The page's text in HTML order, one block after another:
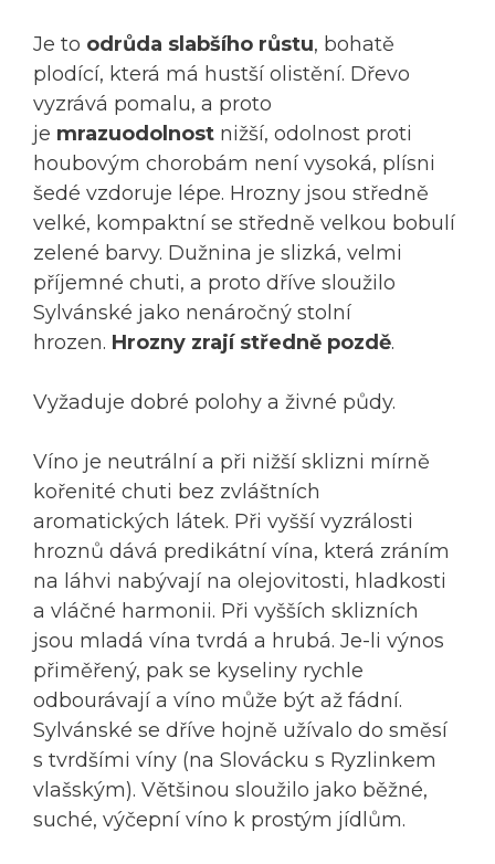
Je to odrůda slabšího růstu, bohatě
plodící, která má hustší olistění. Dřevo
vyzrává pomalu, a proto
je mrazuodolnost nižší, odolnost proti
houbovým chorobám není vysoká, plísni
šedé vzdoruje lépe. Hrozny jsou středně
velké, kompaktní se středně velkou bobulí
zelené barvy. Dužnina je slizká, velmi
příjemné chuti, a proto dříve sloužilo
Sylvánské jako nenáročný stolní
hrozen. Hrozny zrají středně pozdě.
Vyžaduje dobré polohy a živné půdy.
Víno je neutrální a při nižší sklizni mírně
kořenité chuti bez zvláštních
aromatických látek. Při vyšší vyzrálosti
hroznů dává predikátní vína, která zráním
na láhvi nabývají na olejovitosti, hladkosti
a vláčné harmonii. Při vyšších sklizních
jsou mladá vína tvrdá a hrubá. Je-li výnos
přiměřený, pak se kyseliny rychle
odbourávají a víno může být až fádní.
Sylvánské se dříve hojně užívalo do směsí
s tvrdšími víny (na Slovácku s Ryzlinkem
vlašským). Většinou sloužilo jako běžné,
suché, výčepní víno k prostým jídlům.